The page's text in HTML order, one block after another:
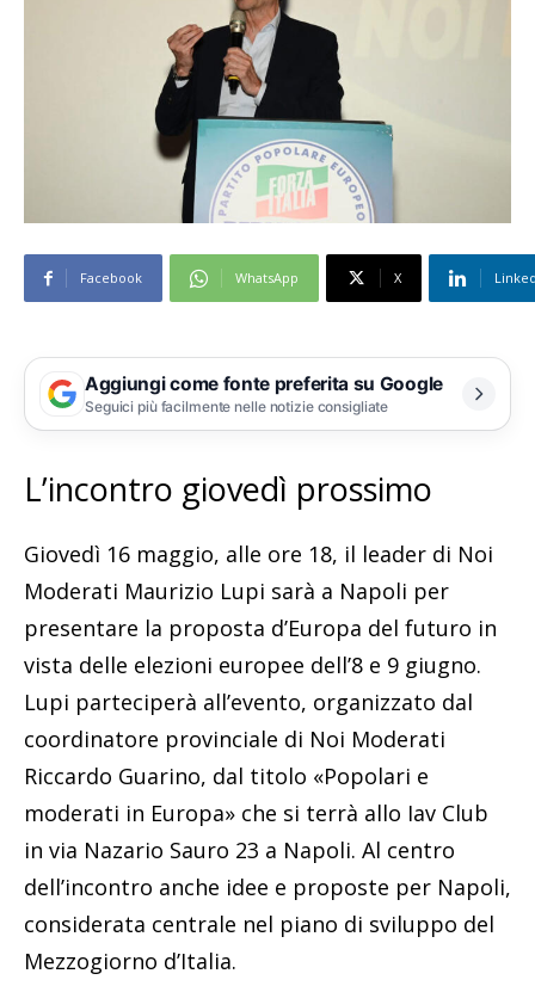
Facebook WhatsApp X
Aggiungi come fonte preferita su Google
Seguici più facilmente nelle notizie consigliate
L’incontro giovedì prossimo
Giovedì 16 maggio, alle ore 18, il leader di Noi
Moderati Maurizio Lupi sarà a Napoli per
presentare la proposta d’Europa del futuro in
vista delle elezioni europee dell’8 e 9 giugno.
Lupi parteciperà all’evento, organizzato dal
coordinatore provinciale di Noi Moderati
Riccardo Guarino, dal titolo «Popolari e
moderati in Europa» che si terrà allo Iav Club
in via Nazario Sauro 23 a Napoli. Al centro
dell’incontro anche idee e proposte per Napoli,
considerata centrale nel piano di sviluppo del
Mezzogiorno d’Italia.